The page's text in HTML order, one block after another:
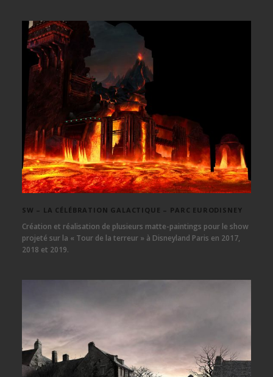
SW – LA CÉLÉBRATION GALACTIQUE – PARC EURODISNEY
Création et réalisation de plusieurs matte-paintings pour le show
projeté sur la « Tour de la terreur » à Disneyland Paris en 2017,
2018 et 2019.